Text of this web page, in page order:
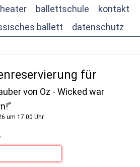
ballettschule
kontakt
ballett
datenschutz
für
von Oz - Wicked war
um 17:00 Uhr.